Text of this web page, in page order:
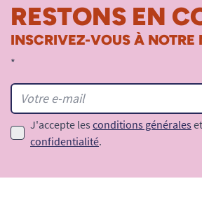
RESTONS EN
INSCRIVEZ-VOUS À NOTRE
*
J'accepte les conditions générales
confidentialité.